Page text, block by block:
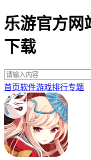
乐游官方网
下载
首页软件游戏排行专题